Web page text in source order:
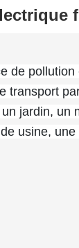
de
transport
jardin, un
usine,